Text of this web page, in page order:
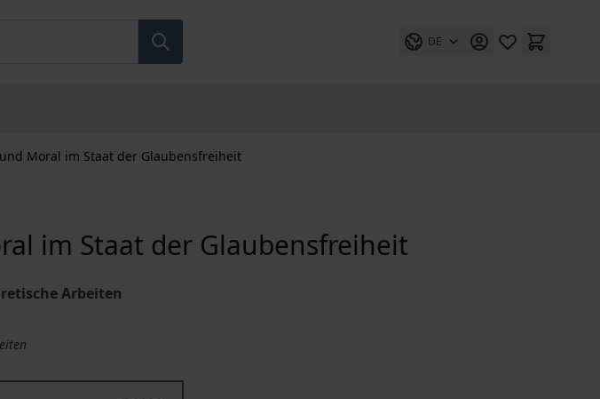
DE
Moral im Staat der Glaubensfreiheit
im Staat der Glaubensfreiheit
Arbeiten